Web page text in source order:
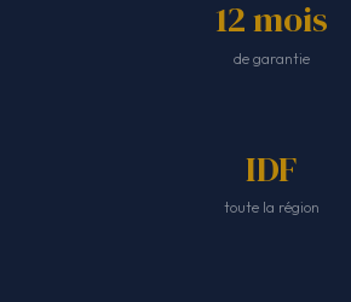
12 mois
de garantie
IDF
toute la région